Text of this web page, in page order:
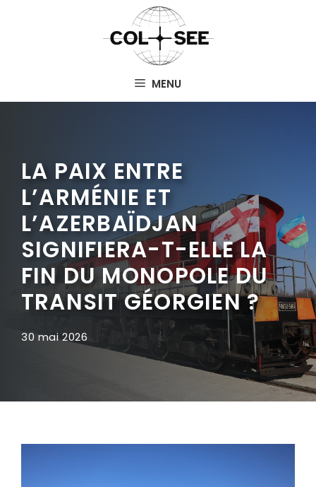
MENU
LA PAIX ENTRE
L’ARMÉNIE ET
L’AZERBAÏDJAN
SIGNIFIERA-T-ELLE LA
FIN DU MONOPOLE DU
TRANSIT GÉORGIEN ?
30 mai 2026